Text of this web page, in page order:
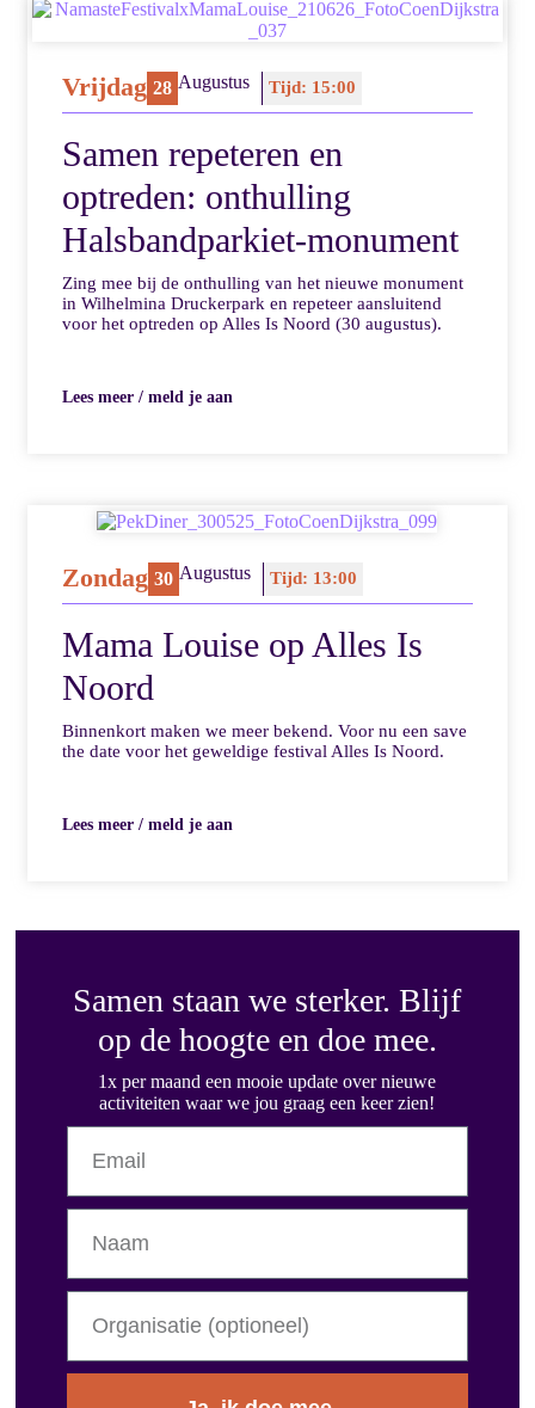
Vrijdag 28 Augustus Tijd: 15:00
Samen repeteren en
optreden: onthulling
Halsbandparkiet-monument
Zing mee bij de onthulling van het nieuwe monument
in Wilhelmina Druckerpark en repeteer aansluitend
voor het optreden op Alles Is Noord (30 augustus).
Lees meer / meld je aan
Zondag 30 Augustus Tijd: 13:00
Mama Louise op Alles Is
Noord
Binnenkort maken we meer bekend. Voor nu een save
the date voor het geweldige festival Alles Is Noord.
Lees meer / meld je aan
Samen staan we sterker. Blijf
op de hoogte en doe mee.
1x per maand een mooie update over nieuwe
activiteiten waar we jou graag een keer zien!